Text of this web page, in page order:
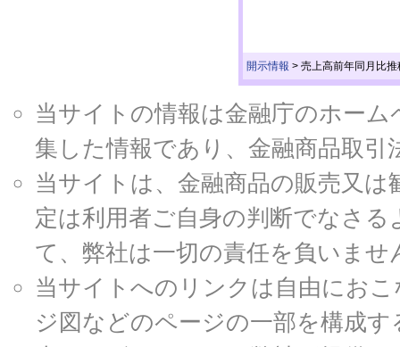
開示情報 > 売上高前年同月比
当サイトの情報は金融庁のホー
集した情報であり、金融商品取
当サイトは、金融商品の販売又
定は利用者ご自身の判断でなさ
て、弊社は一切の責任を負いませ
当サイトへのリンクは自由にお
ジ図などのページの一部を構成